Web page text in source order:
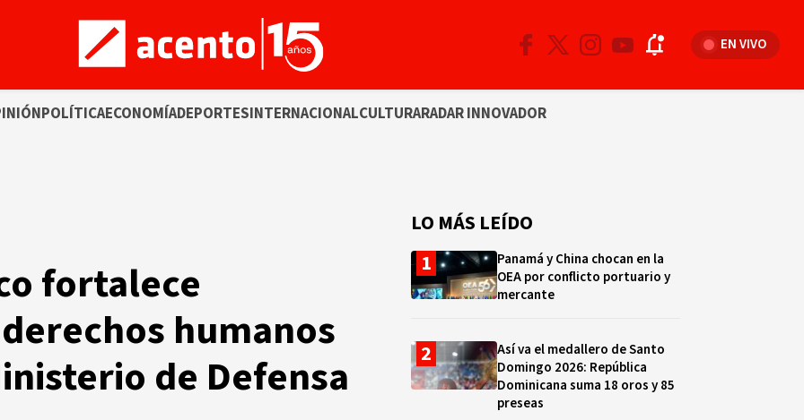
EN VIVO
POLÍTICAECONOMÍADEPORTESINTERNACIONALCULTURARADAR INNOVADOR
fortalece
humanos
de Defensa
LO MÁS LEÍDO
Panamá y China chocan en la
OEA por conflicto portuario y
mercante
Así va el medallero de Santo
Domingo 2026: República
Dominicana suma 18 oros y 85
preseas